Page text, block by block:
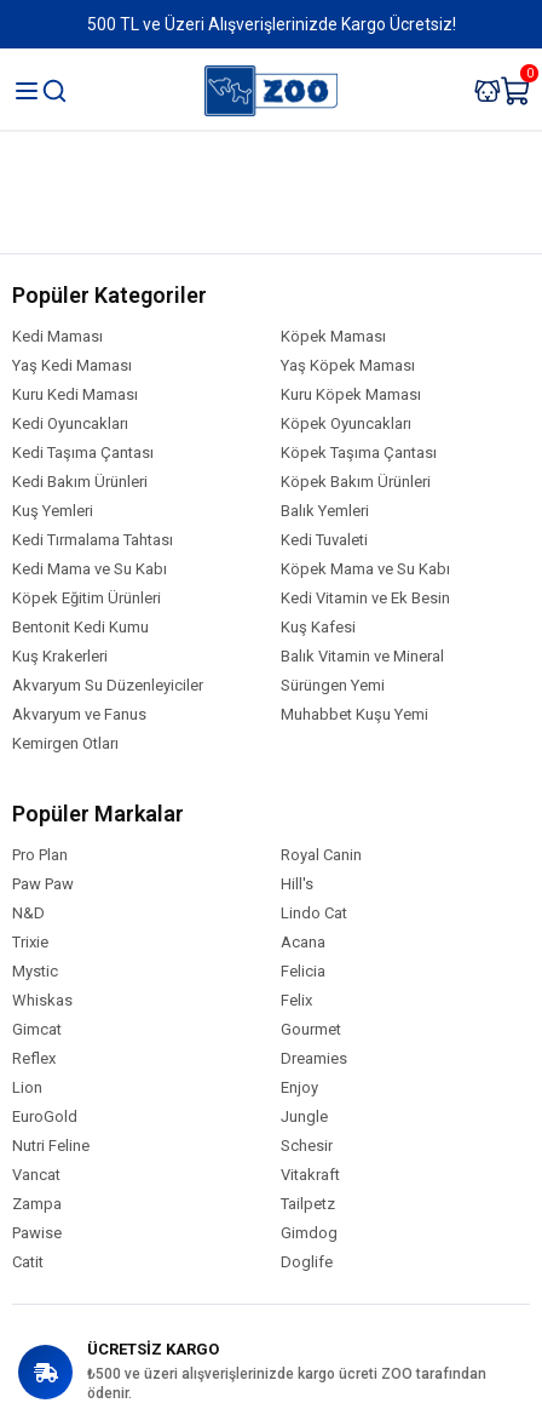
500 TL ve Üzeri Alışverişlerinizde Kargo Ücretsiz!
0
Popüler Kategoriler
Kedi Maması
Köpek Maması
Yaş Kedi Maması
Yaş Köpek Maması
Kuru Kedi Maması
Kuru Köpek Maması
Kedi Oyuncakları
Köpek Oyuncakları
Kedi Taşıma Çantası
Köpek Taşıma Çantası
Kedi Bakım Ürünleri
Köpek Bakım Ürünleri
Kuş Yemleri
Balık Yemleri
Kedi Tırmalama Tahtası
Kedi Tuvaleti
Kedi Mama ve Su Kabı
Köpek Mama ve Su Kabı
Köpek Eğitim Ürünleri
Kedi Vitamin ve Ek Besin
Bentonit Kedi Kumu
Kuş Kafesi
Kuş Krakerleri
Balık Vitamin ve Mineral
Akvaryum Su Düzenleyiciler
Sürüngen Yemi
Akvaryum ve Fanus
Muhabbet Kuşu Yemi
Kemirgen Otları
Popüler Markalar
Pro Plan
Royal Canin
Paw Paw
Hill's
N&D
Lindo Cat
Trixie
Acana
Mystic
Felicia
Whiskas
Felix
Gimcat
Gourmet
Reflex
Dreamies
Lion
Enjoy
EuroGold
Jungle
Nutri Feline
Schesir
Vancat
Vitakraft
Zampa
Tailpetz
Pawise
Gimdog
Catit
Doglife
ÜCRETSİZ KARGO
₺500 ve üzeri alışverişlerinizde kargo ücreti ZOO tarafından
ödenir.